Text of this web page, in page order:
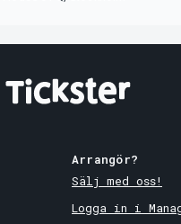
Arrangör?
Sälj med oss!
Logga in i